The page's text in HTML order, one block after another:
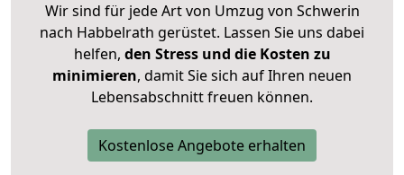
Wir sind für jede Art von Umzug von Schwerin
nach Habbelrath gerüstet. Lassen Sie uns dabei
helfen, den Stress und die Kosten zu
minimieren, damit Sie sich auf Ihren neuen
Lebensabschnitt freuen können.
Kostenlose Angebote erhalten